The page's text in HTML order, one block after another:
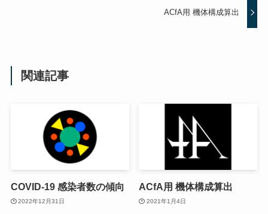
ACfA用 機体構成算出
関連記事
COVID-19 感染者数の傾向
2022年12月31日
ACfA用 機体構成算出
2021年1月4日